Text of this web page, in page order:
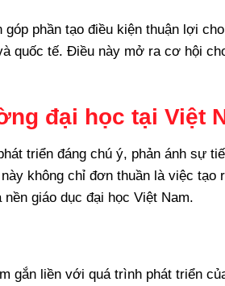
phần tạo điều kiện thuận lợi
quốc tế. Điều này mở ra cơ hội
đại học tại Việt
triển đáng chú ý, phản ánh sự
không chỉ đơn thuần là việc tạo
giáo dục đại học Việt Nam.
gắn liền với quá trình phát triển